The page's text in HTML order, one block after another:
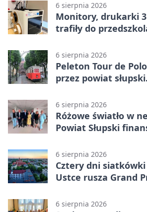
6 sierpnia 2026
Monitory, drukarki
trafiły do
6 sierpnia 2026
Peleton Tour de
przez powiat
6 sierpnia 2026
Różowe światło w
Powiat Słupski
6 sierpnia 2026
Cztery dni
Ustce rusza Grand
6 sierpnia 2026